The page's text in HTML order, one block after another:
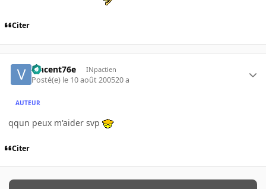
Citer
vincent76e INpactien
Posté(e) le 10 août 200520 a
AUTEUR
qqun peux m'aider svp
Citer